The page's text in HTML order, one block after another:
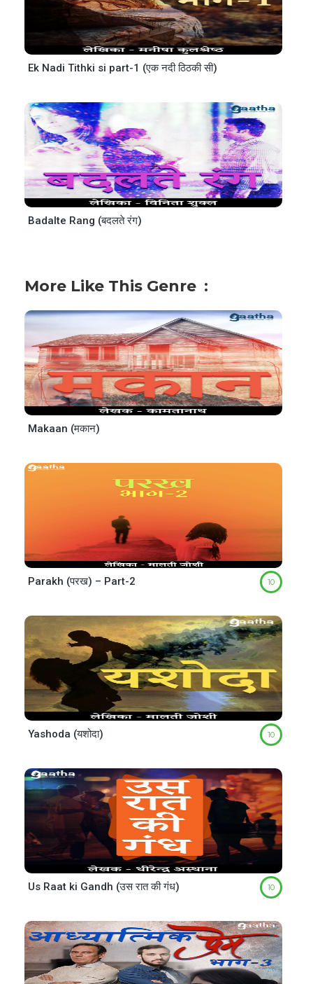
Ek Nadi Tithki si part-1 (एक नदी ठिठकी सी)
Badalte Rang (बदलते रंग)
More Like This Genre
Makaan (मकान)
Parakh (परख) – Part-2 10
Yashoda (यशोदा) 10
Us Raat ki Gandh (उस रात की गंध) 10